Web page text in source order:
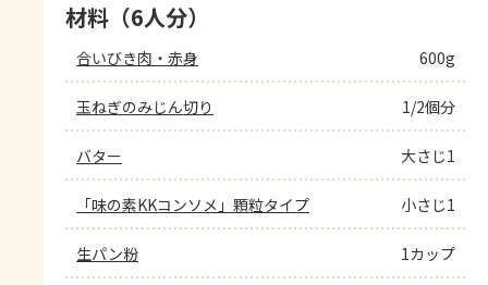
材料（6人分）
合いびき肉・赤身 600g
玉ねぎのみじん切り 1/2個分
バター 大さじ1
「味の素KKコンソメ」顆粒タイプ 小さじ1
生パン粉 1カップ